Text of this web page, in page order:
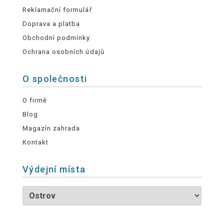
Reklamační formulář
Doprava a platba
Obchodní podmínky
Ochrana osobních údajů
O společnosti
O firmě
Blog
Magazín zahrada
Kontakt
Výdejní místa